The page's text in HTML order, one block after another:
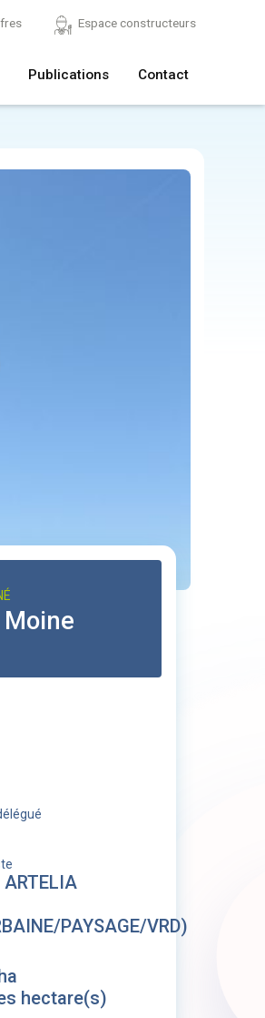
Espace constructeurs
Publications Contact
Moine
PAYSAGE/VRD)
hectare(s)